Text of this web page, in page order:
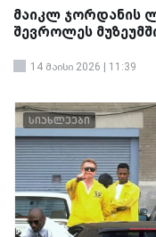
მაიკლ ჯორდანის
შევროლეს
14 მაისი 2026 | 11:39
სიახლეები